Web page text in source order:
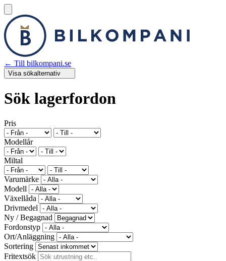
← Till bilkompani.se
Visasökalternativ
Sök lagerfordon
Pris
Modellår
Miltal
Varumärke
Modell
Växellåda
Drivmedel
Ny / Begagnad
Fordonstyp
Ort/Anläggning
Sortering
Fritextsök